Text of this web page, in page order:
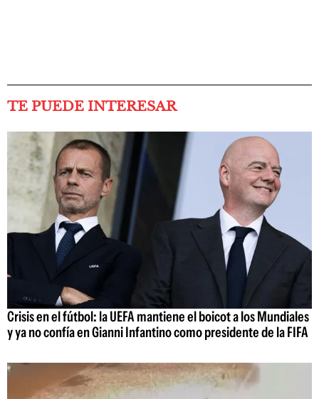
TE PUEDE INTERESAR
Crisis en el fútbol: la UEFA mantiene el boicot a los Mundiales
y ya no confía en Gianni Infantino como presidente de la FIFA